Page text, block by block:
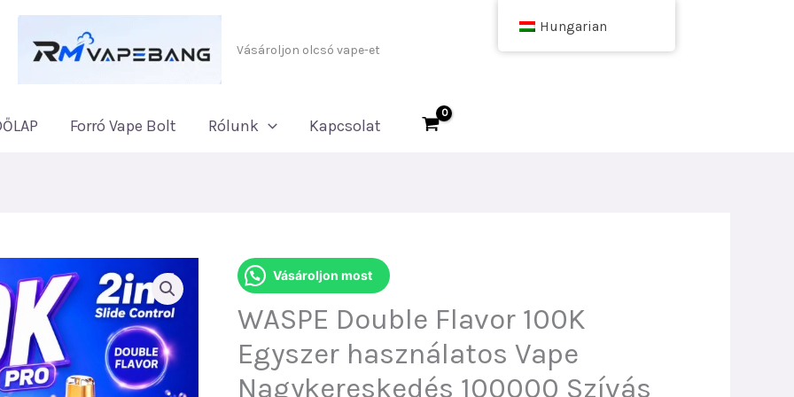
Vásároljon olcsó vape-et
Forró Vape Bolt Rólunk Kapcsolat
Vásároljon most
WASPE Double Flavor 100K
Egyszer használatos Vape
Nagykereskedés 100000 Szívás
Hungarian